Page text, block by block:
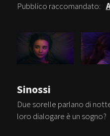
Pubblico raccomandato:
Sinossi
Due sorelle parlano di
loro dialogare è un sogno?